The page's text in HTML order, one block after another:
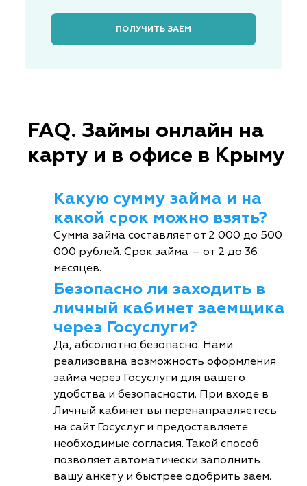
ПОЛУЧИТЬ ЗАЁМ
FAQ. Займы онлайн на
карту и в офисе в Крыму
Какую сумму займа и на
какой срок можно взять?
Сумма займа составляет от 2 000 до 500
000 рублей. Срок займа – от 2 до 36
месяцев.
Безопасно ли заходить в
личный кабинет заемщика
через Госуслуги?
Да, абсолютно безопасно. Нами
реализована возможность оформления
займа через Госуслуги для вашего
удобства и безопасности. При входе в
Личный кабинет вы перенаправляетесь
на сайт Госуслуг и предоставляете
необходимые согласия. Такой способ
позволяет автоматически заполнить
вашу анкету и быстрее одобрить заем.